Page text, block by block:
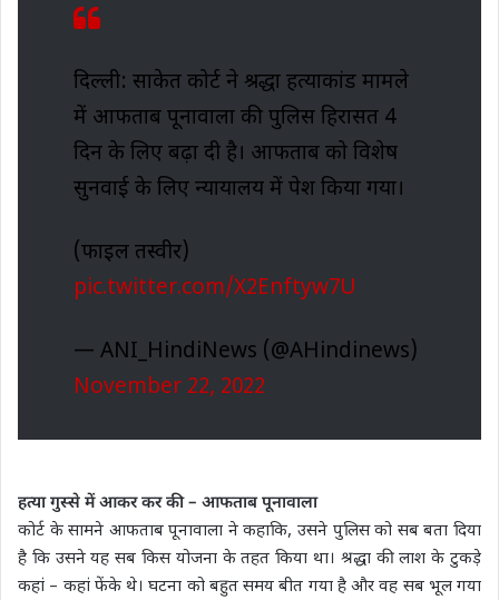
दिल्ली: साकेत कोर्ट ने श्रद्धा हत्याकांड मामले
में आफताब पूनावाला की पुलिस हिरासत 4
दिन के लिए बढ़ा दी है। आफताब को विशेष
सुनवाई के लिए न्यायालय में पेश किया गया।
(फाइल तस्वीर)
pic.twitter.com/X2Enftyw7U
— ANI_HindiNews (@AHindinews)
November 22, 2022
हत्या गुस्से में आकर कर की – आफताब पूनावाला
कोर्ट के सामने आफताब पूनावाला ने कहाकि, उसने पुलिस को सब बता दिया
है कि उसने यह सब किस योजना के तहत किया था। श्रद्धा की लाश के टुकड़े
कहां – कहां फेंके थे। घटना को बहुत समय बीत गया है और वह सब भूल गया